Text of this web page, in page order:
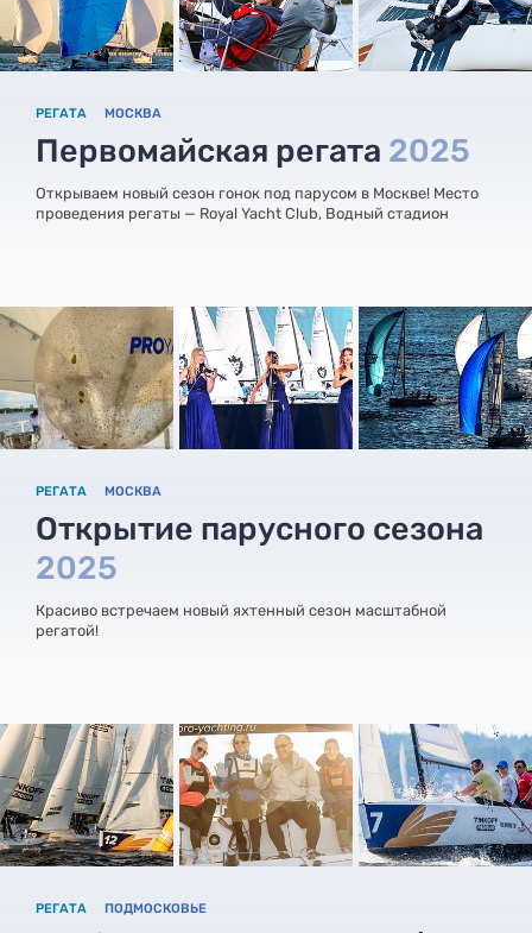
РЕГАТА МОСКВА
Первомайская регата 2025
Открываем новый сезон гонок под парусом в Москве! Место
проведения регаты — Royal Yacht Club, Водный стадион
РЕГАТА МОСКВА
Открытие парусного сезона
2025
Красиво встречаем новый яхтенный сезон масштабной
регатой!
РЕГАТА ПОДМОСКОВЬЕ